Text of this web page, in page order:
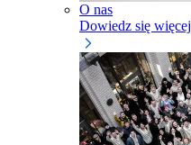
O nas
Dowiedz się więcej